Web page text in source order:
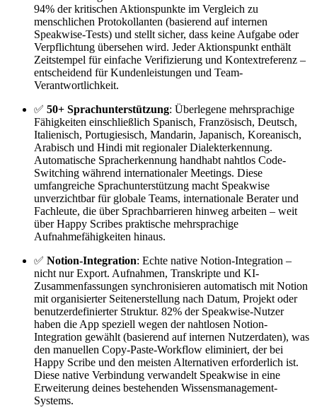
94% der kritischen Aktionspunkte im Vergleich zu
menschlichen Protokollanten (basierend auf internen
Speakwise-Tests) und stellt sicher, dass keine Aufgabe oder
Verpflichtung übersehen wird. Jeder Aktionspunkt enthält
Zeitstempel für einfache Verifizierung und Kontextreferenz –
entscheidend für Kundenleistungen und Team-
Verantwortlichkeit.
✅ 50+ Sprachunterstützung: Überlegene mehrsprachige
Fähigkeiten einschließlich Spanisch, Französisch, Deutsch,
Italienisch, Portugiesisch, Mandarin, Japanisch, Koreanisch,
Arabisch und Hindi mit regionaler Dialekterkennung.
Automatische Spracherkennung handhabt nahtlos Code-
Switching während internationaler Meetings. Diese
umfangreiche Sprachunterstützung macht Speakwise
unverzichtbar für globale Teams, internationale Berater und
Fachleute, die über Sprachbarrieren hinweg arbeiten – weit
über Happy Scribes praktische mehrsprachige
Aufnahmefähigkeiten hinaus.
✅ Notion-Integration: Echte native Notion-Integration –
nicht nur Export. Aufnahmen, Transkripte und KI-
Zusammenfassungen synchronisieren automatisch mit Notion
mit organisierter Seitenerstellung nach Datum, Projekt oder
benutzerdefinierter Struktur. 82% der Speakwise-Nutzer
haben die App speziell wegen der nahtlosen Notion-
Integration gewählt (basierend auf internen Nutzerdaten), was
den manuellen Copy-Paste-Workflow eliminiert, der bei
Happy Scribe und den meisten Alternativen erforderlich ist.
Diese native Verbindung verwandelt Speakwise in eine
Erweiterung deines bestehenden Wissensmanagement-
Systems.